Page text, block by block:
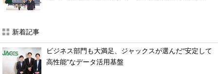
新着記事
ビジネス部門も大満足、ジャックスが選んだ“安定して
高性能”なデータ活用基盤